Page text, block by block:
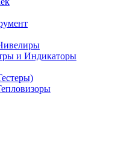
и Индикаторы